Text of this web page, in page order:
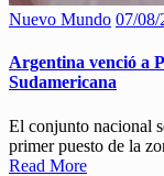
Nuevo Mundo 07/08/
Argentina venció a
Sudamericana
El conjunto nacional
primer puesto de la
Read More